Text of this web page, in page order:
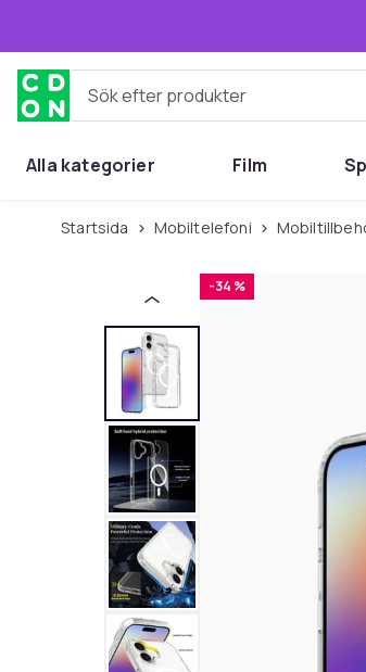
Sök efter produkter
Alla kategorier Film
Startsida Mobiltelefoni
-34 %